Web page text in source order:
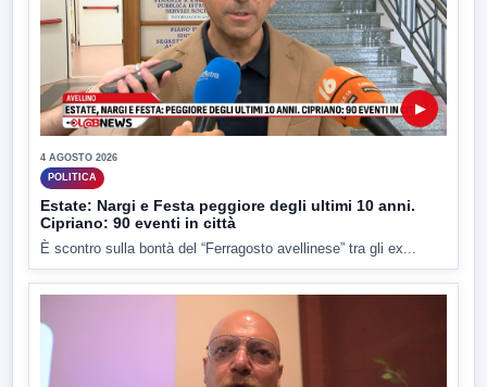
▶
4 AGOSTO 2026
POLITICA
Estate: Nargi e Festa peggiore degli ultimi 10 anni.
Cipriano: 90 eventi in città
È scontro sulla bontà del “Ferragosto avellinese” tra gli ex...